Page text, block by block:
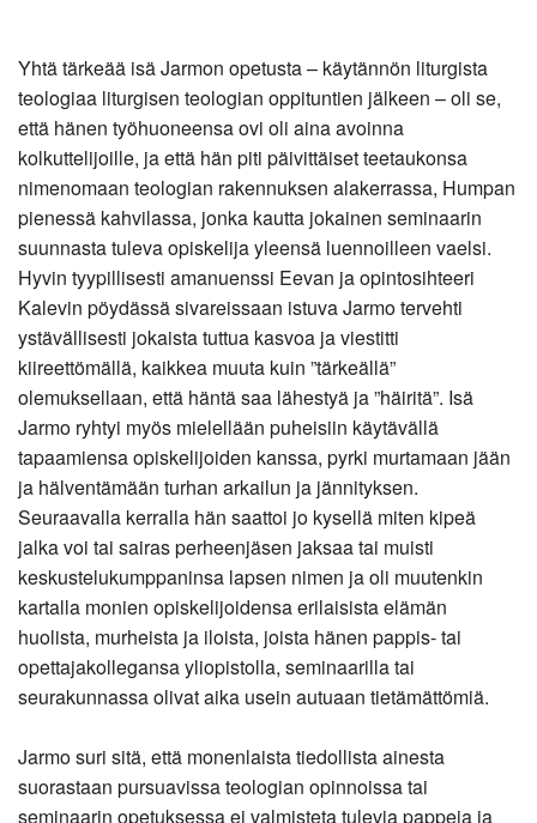
Yhtä tärkeää isä Jarmon opetusta – käytännön liturgista
teologiaa liturgisen teologian oppituntien jälkeen – oli se,
että hänen työhuoneensa ovi oli aina avoinna
kolkuttelijoille, ja että hän piti päivittäiset teetaukonsa
nimenomaan teologian rakennuksen alakerrassa, Humpan
pienessä kahvilassa, jonka kautta jokainen seminaarin
suunnasta tuleva opiskelija yleensä luennoilleen vaelsi.
Hyvin tyypillisesti amanuenssi Eevan ja opintosihteeri
Kalevin pöydässä sivareissaan istuva Jarmo tervehti
ystävällisesti jokaista tuttua kasvoa ja viestitti
kiireettömällä, kaikkea muuta kuin ”tärkeällä”
olemuksellaan, että häntä saa lähestyä ja ”häiritä”. Isä
Jarmo ryhtyi myös mielellään puheisiin käytävällä
tapaamiensa opiskelijoiden kanssa, pyrki murtamaan jään
ja hälventämään turhan arkailun ja jännityksen.
Seuraavalla kerralla hän saattoi jo kysellä miten kipeä
jalka voi tai sairas perheenjäsen jaksaa tai muisti
keskustelukumppaninsa lapsen nimen ja oli muutenkin
kartalla monien opiskelijoidensa erilaisista elämän
huolista, murheista ja iloista, joista hänen pappis- tai
opettajakollegansa yliopistolla, seminaarilla tai
seurakunnassa olivat aika usein autuaan tietämättömiä.
Jarmo suri sitä, että monenlaista tiedollista ainesta
suorastaan pursuavissa teologian opinnoissa tai
seminaarin opetuksessa ei valmisteta tulevia pappeja ja